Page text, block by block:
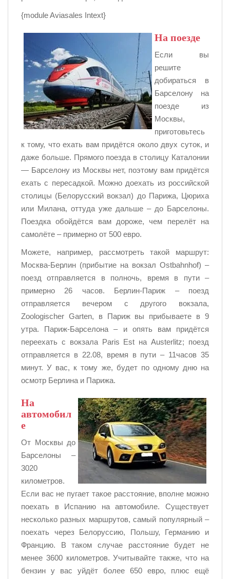
{module Aviasales Intext}
На поезде
Если вы
решите
добираться в
Барселону на
поезде из
Москвы,
приготовьтесь
к тому, что ехать вам придётся около двух суток, и
даже больше. Прямого поезда в столицу Каталонии
— Барселону из Москвы нет, поэтому вам придётся
ехать с пересадкой. Можно доехать из российской
столицы (Белорусский вокзал) до Парижа, Цюриха
или Милана, оттуда уже дальше – до Барселоны.
Поездка обойдётся вам дороже, чем перелёт на
самолёте – примерно от 500 евро.
Можете, например, рассмотреть такой маршрут:
Москва-Берлин (прибытие на вокзал Ostbahnhof) –
поезд отправляется в полночь, время в пути –
примерно 26 часов. Берлин-Париж – поезд
отправляется вечером с другого вокзала,
Zoologischer Garten, в Париж вы прибываете в 9
утра. Париж-Барселона – и опять вам придётся
переехать с вокзала Paris Est на Austerlitz; поезд
отправляется в 22.08, время в пути – 11часов 35
минут. У вас, к тому же, будет по одному дню на
осмотр Берлина и Парижа.
На
автомобил
е
От Москвы до
Барселоны –
3020
километров.
Если вас не пугает такое расстояние, вполне можно
поехать в Испанию на автомобиле. Существует
несколько разных маршрутов, самый популярный –
поехать через Белоруссию, Польшу, Германию и
Францию. В таком случае расстояние будет не
менее 3600 километров. Учитывайте также, что на
бензин у вас уйдёт более 650 евро, плюс ещё